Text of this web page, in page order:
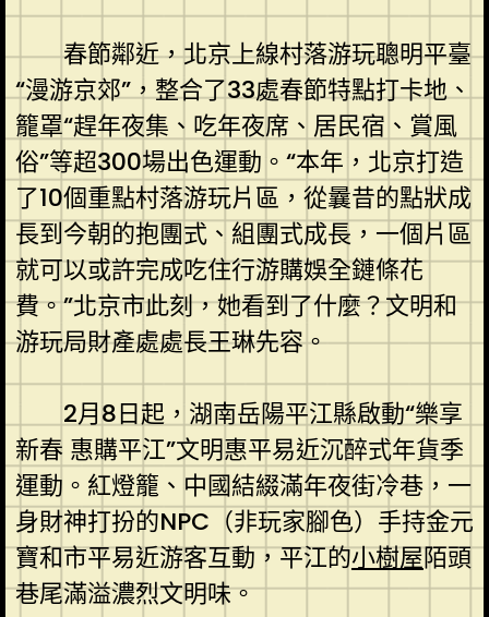
春節鄰近，北京上線村落游玩聰明平臺
“漫游京郊”，整合了33處春節特點打卡地、
籠罩“趕年夜集、吃年夜席、居民宿、賞風
俗”等超300場出色運動。“本年，北京打造
了10個重點村落游玩片區，從曩昔的點狀成
長到今朝的抱團式、組團式成長，一個片區
就可以或許完成吃住行游購娛全鏈條花
費。”北京市此刻，她看到了什麼？文明和
游玩局財產處處長王琳先容。
2月8日起，湖南岳陽平江縣啟動“樂享
新春 惠購平江”文明惠平易近沉醉式年貨季
運動。紅燈籠、中國結綴滿年夜街冷巷，一
身財神打扮的NPC（非玩家腳色）手持金元
寶和市平易近游客互動，平江的小樹屋陌頭
巷尾滿溢濃烈文明味。